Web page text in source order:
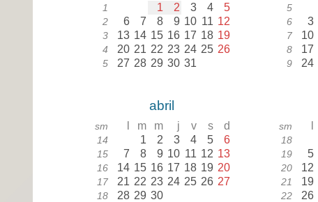
1 1 2 3 4 5
2 6 7 8 9 10 11 12
3 13 14 15 16 17 18 19
4 20 21 22 23 24 25 26
5 27 28 29 30 31
5
6 3
7 10
8 17
9 24
abril
sm m m j v s d
14 1 2 3 4 5 6
15 7 8 9 10 11 12 13
16 14 15 16 17 18 19 20
17 21 22 23 24 25 26 27
18 28 29 30
sm
18
19 5
20 12
21 19
22 26